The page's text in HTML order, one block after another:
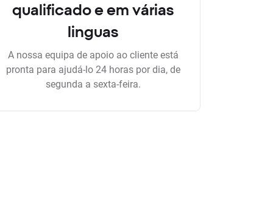
qualificado e em várias
linguas
A nossa equipa de apoio ao cliente está
pronta para ajudá-lo 24 horas por dia, de
segunda a sexta-feira.